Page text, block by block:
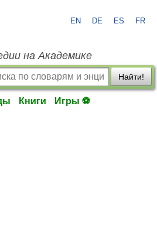
EN DE ES FR
на Академике
Найти!
Книги Игры ⚽